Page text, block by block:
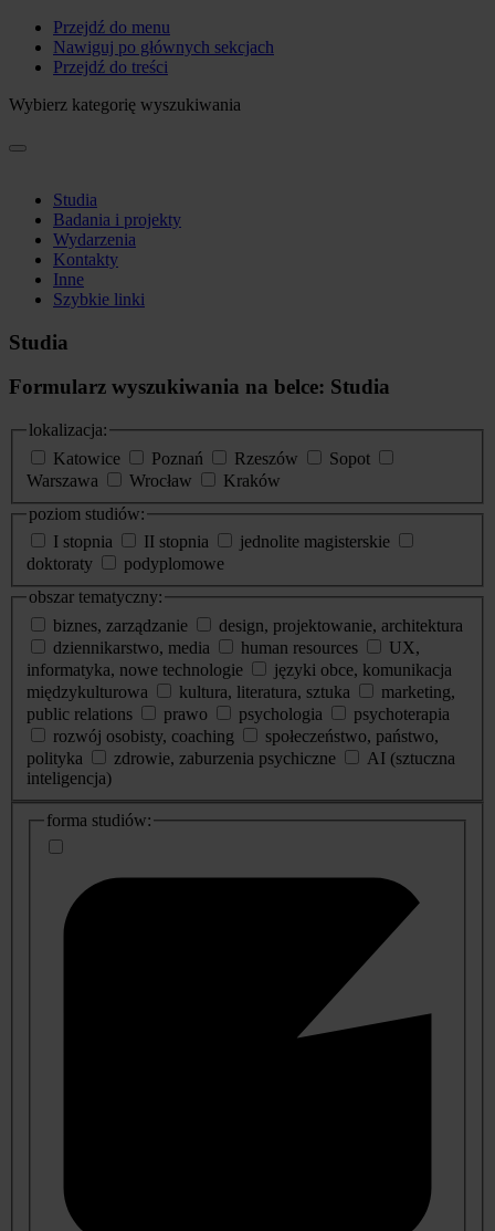
Przejdź do menu
Nawiguj po głównych sekcjach
Przejdź do treści
Wybierz kategorię wyszukiwania
Studia
Badania i projekty
Wydarzenia
Kontakty
Inne
Szybkie linki
Studia
Formularz wyszukiwania na belce: Studia
lokalizacja:
Katowice
Poznań Rzeszów
Sopot
Warszawa
Wrocław
Kraków
poziom studiów:
I stopnia
II stopnia
jednolite magisterskie
doktoraty
podyplomowe
obszar tematyczny:
biznes, zarządzanie
design, projektowanie, architektura
dziennikarstwo, media
human resources
UX,
informatyka, nowe technologie
języki obce, komunikacja
międzykulturowa
kultura, literatura, sztuka
marketing,
public relations
prawo psychologia
psychoterapia
rozwój osobisty, coaching
społeczeństwo, państwo,
polityka
zdrowie, zaburzenia psychiczne
AI (sztuczna
inteligencja)
dodatkowe
informacje
forma studiów: